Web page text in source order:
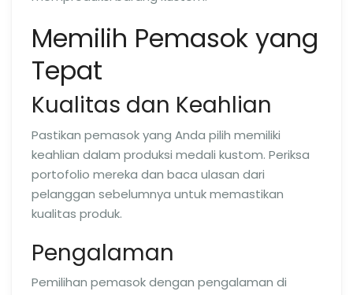
Memilih Pemasok yang
Tepat
Kualitas dan Keahlian
Pastikan pemasok yang Anda pilih memiliki
keahlian dalam produksi medali kustom. Periksa
portofolio mereka dan baca ulasan dari
pelanggan sebelumnya untuk memastikan
kualitas produk.
Pengalaman
Pemilihan pemasok dengan pengalaman di